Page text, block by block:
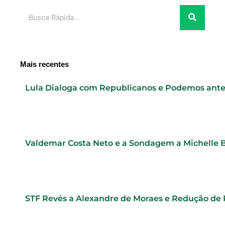
Mais recentes
Lula Dialoga com Republicanos e Podemos
Valdemar Costa Neto e a Sondagem a Michelle
STF Revés a Alexandre de Moraes e Redução